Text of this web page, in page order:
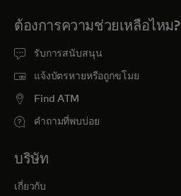
ต้องการความช่วยเหลือไหม?
รับการสนับสนุน
แจ้งบัตรหายหรือถูกขโมย
Find ATM
คำถามที่พบบ่อย
บริษัท
เกี่ยวกับ